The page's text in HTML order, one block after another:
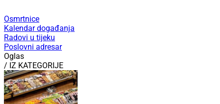
Osmrtnice
Kalendar događanja
Radovi u tijeku
Poslovni adresar
Oglas
/ IZ KATEGORIJE